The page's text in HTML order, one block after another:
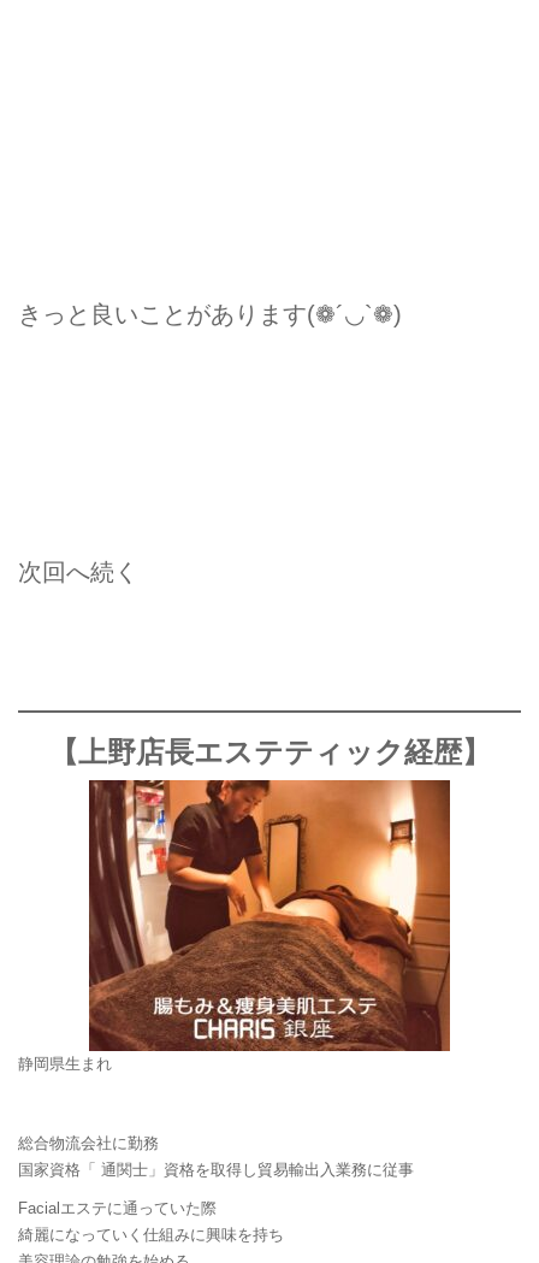
きっと良いことがあります(❁´◡`❁)
次回へ続く
【上野店長エステティック経歴】
静岡県生まれ
総合物流会社に勤務
国家資格「 通関士」資格を取得し貿易輸出入業務に従事
Facialエステに通っていた際
綺麗になっていく仕組みに興味を持ち